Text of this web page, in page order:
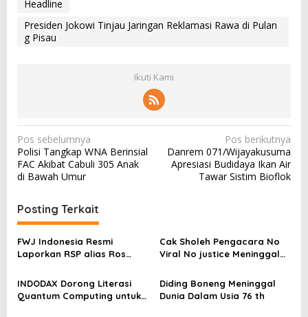
Headline
Presiden Jokowi Tinjau Jaringan Reklamasi Rawa di Pulan
g Pisau
Ikuti Kami
N
a
v
g
a
s
p
Pos sebelumnya
Polisi Tangkap WNA Berinsial
FAC Akibat Cabuli 305 Anak
di Bawah Umur
Pos berikutnya
Danrem 071/Wijayakusuma
Apresiasi Budidaya Ikan Air
Tawar Sistim Bioflok
Posting Terkait
FWJ Indonesia Resmi
Laporkan RSP alias Ros
Cak Sholeh Pengacara No
Viral No justice Meninggal
INDODAX Dorong Literasi
Quantum Computing untuk
Diding Boneng Meninggal
Dunia Dalam Usia 76 th